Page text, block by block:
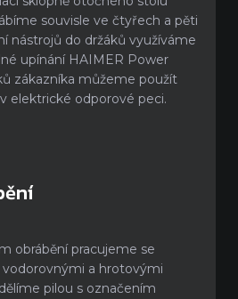
souvisle ve čtyřech a pěti
nástrojů do držáků využíváme
upínání HAIMER Power
zákazníka můžeme použít
elektrické odporové peci.
obrábění pracujeme se
a hrotovými
pilou s označením